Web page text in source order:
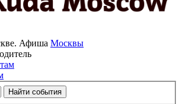
Афиша Москвы